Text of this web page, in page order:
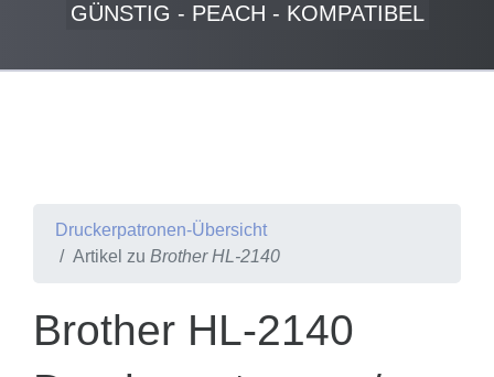
GÜNSTIG - PEACH - KOMPATIBEL
Druckerpatronen-Übersicht
Artikel zu Brother HL-2140
Brother HL-2140